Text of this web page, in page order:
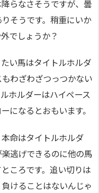
らなさそうですが、曇
そうです。稍重にいか
でしょうか？
い馬はタイトルホルダ
わざわざつっつかない
ホルダーはハイペース
になるとおもいます。
命はタイトルホルダ
逃げできるのに他の馬
ころです。追い切りは
けることはないんじゃ